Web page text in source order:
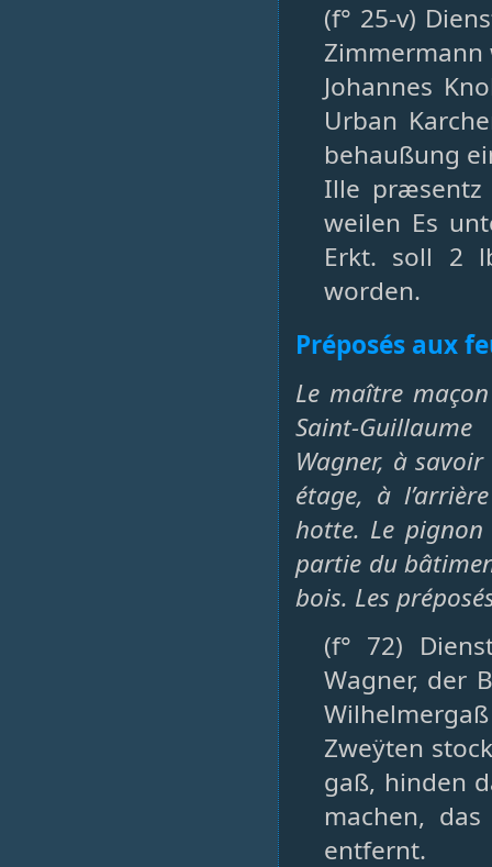
(f° 25-v)
Johannes
Urban
behaußung
Ille præsentz
weilen Es
Erkt. soll 2
worden.
Préposés aux
Le maître
Saint-
Wagner, à
étage, à
hotte. Le
partie du
bois. Les
(f° 72)
Wagner, der
Zweÿten
gaß, hinden
machen,
entfernt.